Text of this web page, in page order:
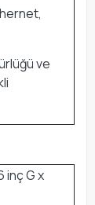
ve
inç G x